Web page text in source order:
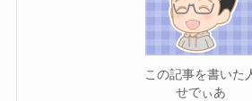
この記事を書いた
せでぃあ